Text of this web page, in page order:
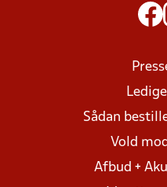
Sådan
Vold
Afbud +